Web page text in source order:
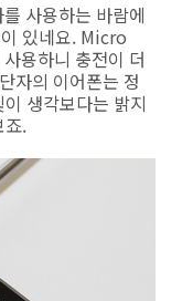
사용하는 바람에
있네요. Micro
용하니 충전이 더
자의 이어폰는 정
생각보다는 밝지
죠.